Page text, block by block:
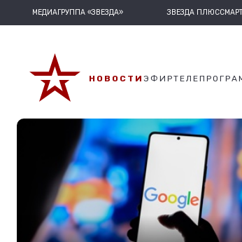
МЕДИАГРУППА «ЗВЕЗДА» ЗВЕЗДА ПЛЮС
НОВОСТИ ЭФИР